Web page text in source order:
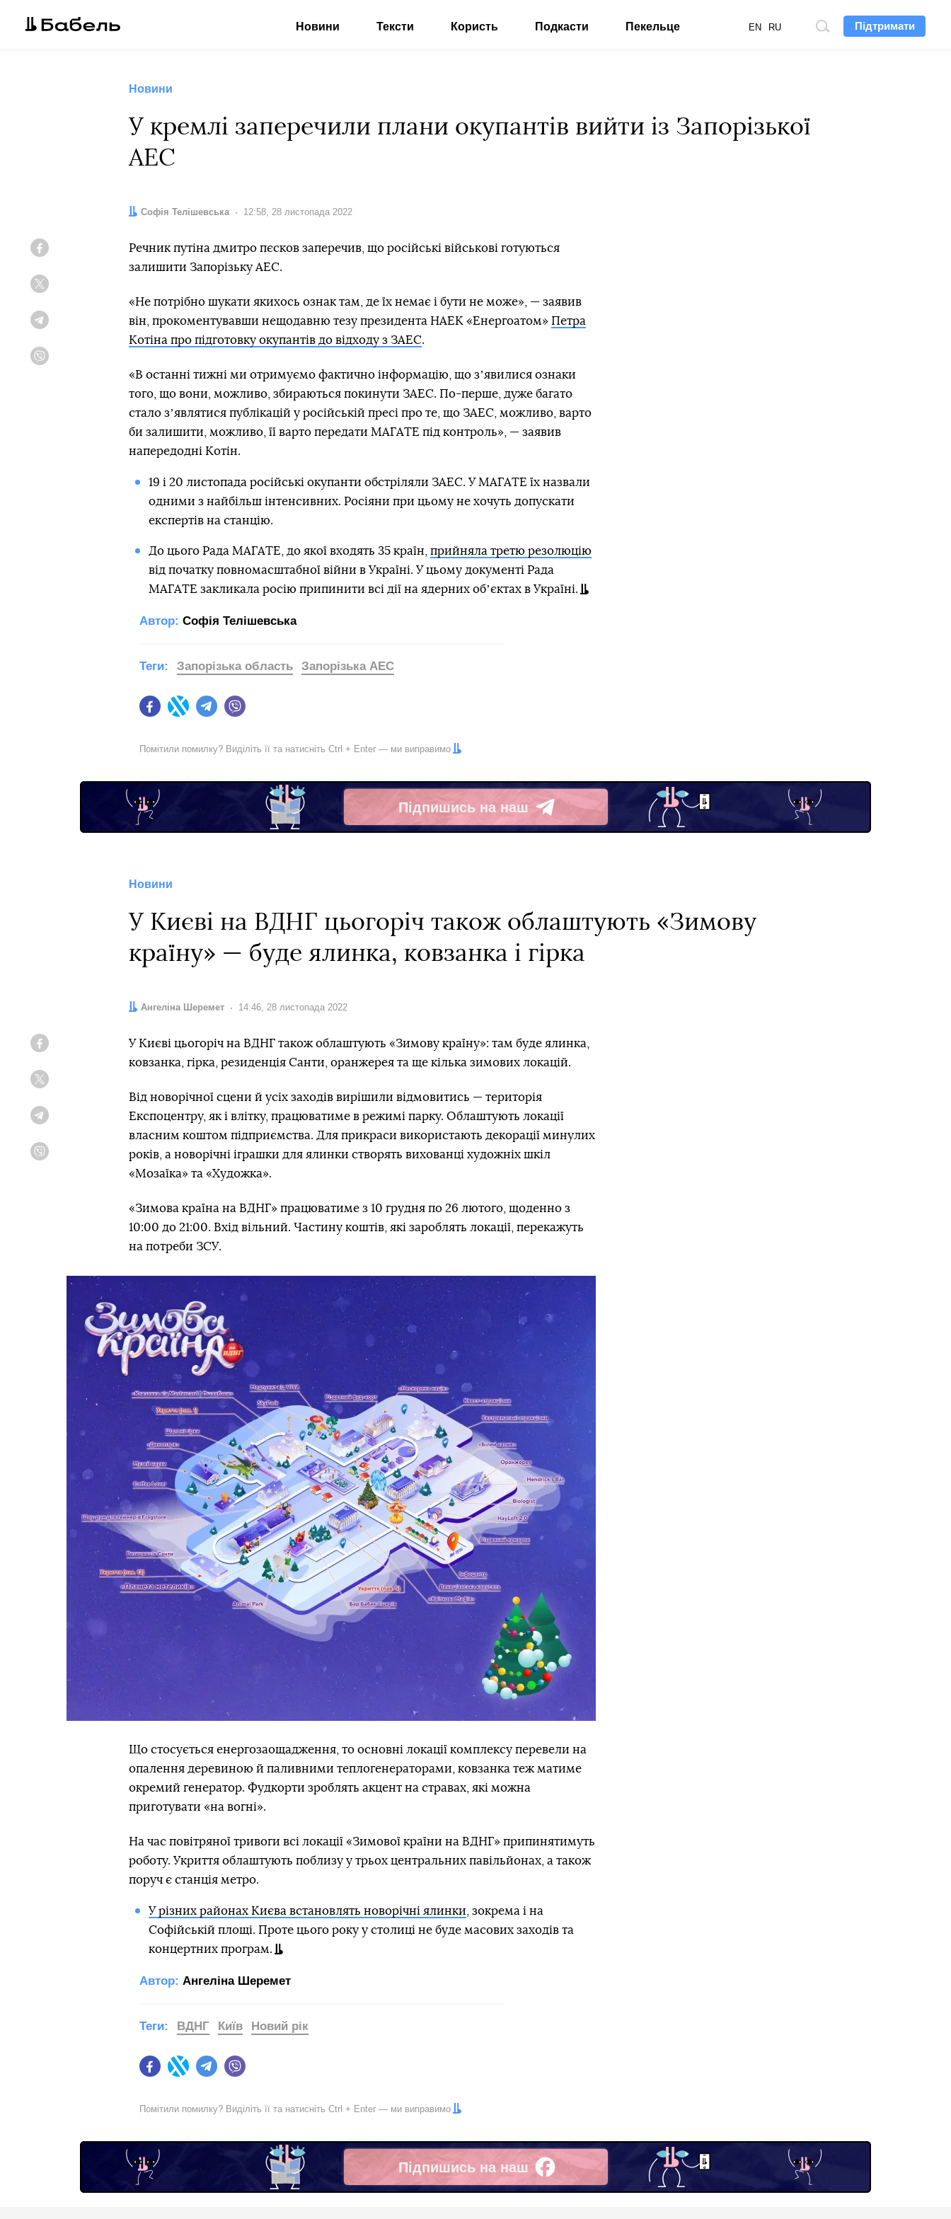
Підтримати
Пошук
EN RU
Новини Тексти Користь Подкасти Пекельце
Новини
У кремлі заперечили плани окупантів вийти із Запорізької
АЕС
Автор:
Софія Телішевська Дата:
12:58, 28 листопада 2022
Речник путіна дмитро пєсков заперечив, що російські військові готуються
залишити Запорізьку АЕС.
«Не потрібно шукати якихось ознак там, де їх немає і бути не може», — заявив
він, прокоментувавши нещодавню тезу президента НАЕК «Енергоатом» Петра
Котіна про підготовку окупантів до відходу з ЗАЕС.
«В останні тижні ми отримуємо фактично інформацію, що зʼявилися ознаки
того, що вони, можливо, збираються покинути ЗАЕС. По-перше, дуже багато
стало зʼявлятися публікацій у російській пресі про те, що ЗАЕС, можливо, варто
би залишити, можливо, її варто передати МАГАТЕ під контроль», — заявив
напередодні Котін.
19 і 20 листопада російські окупанти обстріляли ЗАЕС. У МАГАТЕ їх назвали
одними з найбільш інтенсивних. Росіяни при цьому не хочуть допускати
експертів на станцію.
До цього Рада МАГАТЕ, до якої входять 35 країн, прийняла третю резолюцію
від початку повномасштабної війни в Україні. У цьому документі Рада
МАГАТЕ закликала росію припинити всі дії на ядерних обʼєктах в Україні.
Автор: Софія Телішевська
FacebookTwitter Telegram
Теги: Запорізька область Запорізька АЕС
Помітили помилку? Виділіть її та натисніть Ctrl + Enter — ми виправимо
Підпишись на наш
Telegram
Новини
У Києві на ВДНГ цьогоріч також облаштують «Зимову
країну» — буде ялинка, ковзанка і гірка
Автор:
Ангеліна Шеремет Дата:
14:46, 28 листопада 2022
У Києві цьогоріч на ВДНГ також облаштують «Зимову країну»: там буде ялинка,
ковзанка, гірка, резиденція Санти, оранжерея та ще кілька зимових локацій.
Від новорічної сцени й усіх заходів вирішили відмовитись — територія
Експоцентру, як і влітку, працюватиме в режимі парку. Облаштують локації
власним коштом підприємства. Для прикраси використають декорації минулих
років, а новорічні іграшки для ялинки створять вихованці художніх шкіл
«Мозаїка» та «Художка».
«Зимова країна на ВДНГ» працюватиме з 10 грудня по 26 лютого, щоденно з
10:00 до 21:00. Вхід вільний. Частину коштів, які зароблять локації, перекажуть
на потреби ЗСУ.
Що стосується енергозаощадження, то основні локації комплексу перевели на
опалення деревиною й паливними теплогенераторами, ковзанка теж матиме
окремий генератор. Фудкорти зроблять акцент на стравах, які можна
приготувати «на вогні».
На час повітряної тривоги всі локації «Зимової країни на ВДНГ» припинятимуть
роботу. Укриття облаштують поблизу у трьох центральних павільйонах, а також
поруч є станція метро.
У різних районах Києва встановлять новорічні ялинки, зокрема і на
Софійській площі. Проте цього року у столиці не буде масових заходів та
концертних програм.
Автор: Ангеліна Шеремет
FacebookTwitter Telegram
Теги: ВДНГ Київ Новий рік
Помітили помилку? Виділіть її та натисніть Ctrl + Enter — ми виправимо
Підпишись на наш
Facebook